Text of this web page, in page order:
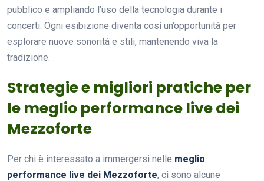
pubblico e ampliando l’uso della tecnologia durante i
concerti. Ogni esibizione diventa così un’opportunità per
esplorare nuove sonorità e stili, mantenendo viva la
tradizione.
Strategie e migliori pratiche per
le meglio performance live dei
Mezzoforte
Per chi è interessato a immergersi nelle meglio
performance live dei Mezzoforte, ci sono alcune